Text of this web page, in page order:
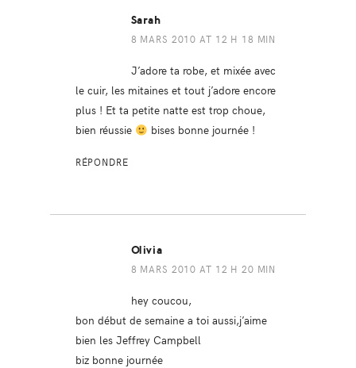
Sarah
8 MARS 2010 AT 12 H 18 MIN
J’adore ta robe, et mixée avec
le cuir, les mitaines et tout j’adore encore
plus ! Et ta petite natte est trop choue,
bien réussie
bises bonne journée !
RÉPONDRE
Olivia
8 MARS 2010 AT 12 H 20 MIN
hey coucou,
bon début de semaine a toi aussi,j’aime
bien les Jeffrey Campbell
biz bonne journée